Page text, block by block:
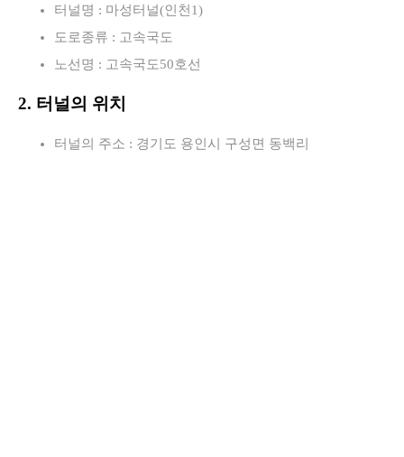
터널명 : 마성터널(인천1)
도로종류 : 고속국도
노선명 : 고속국도50호선
2. 터널의 위치
터널의 주소 : 경기도 용인시 구성면 동백리